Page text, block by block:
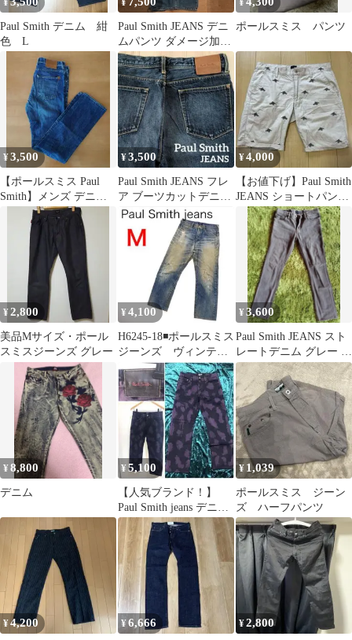
¥
Paul Smith デニム 紺
色 L
¥
Paul Smith JEANS デニ
ムパンツ ダメージ加工
Lサイズ
¥
ポールスミス パンツ
¥3,500
【ポールスミス Paul
Smith】メンズ デニム
Lサイズ ストレート
¥3,500
Paul Smith JEANS フレ
ア ブーツカットデニム
インディゴ
¥4,000
【お値下げ】Paul Smith
JEANS ショートパンツ
¥2,800
美品Mサイズ・ポール
スミスジーンズ グレー
¥4,100
H6245-18◾️ポールスミス
ジーンズ ヴィンテー
ジ 加工 インディゴジ
ーンズ
¥3,600
Paul Smith JEANS スト
レートデニム グレー サ
イズL
¥8,800
デニム
¥5,100
【人気ブランド！】
Paul Smith jeans デニ
ム パンツ
¥ 1,039
ポールスミス ジーン
ズ ハーフパンツ
¥4,200 ¥6,666 ¥2,800